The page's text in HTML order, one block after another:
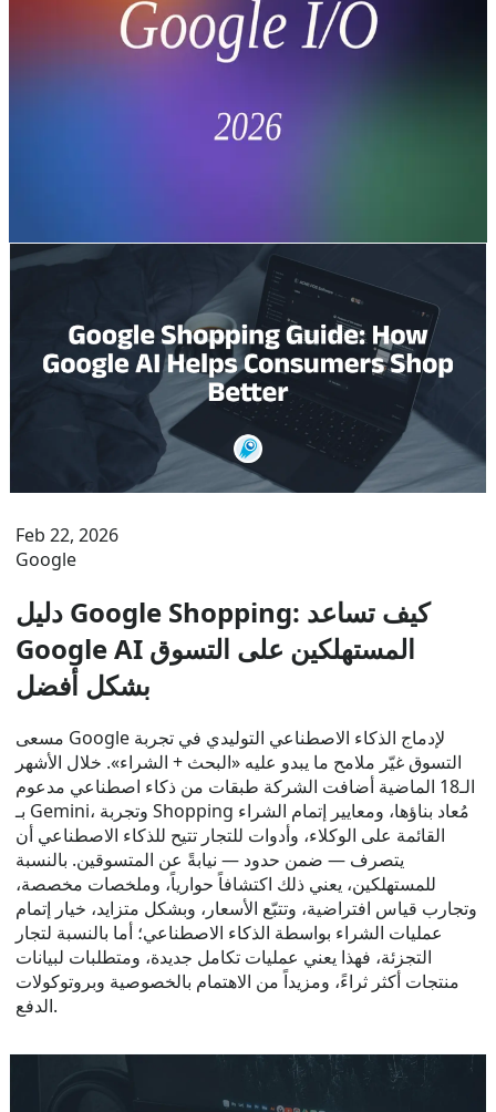
مراجعة Google I/O 2026: فجر الذكاء
الاصطناعي القائم على الوكلاء، Gemini
Feb 22, 2026
Google
دليل Google Shopping: كيف تساعد
Google AI المستهلكين على التسوق
بشكل أفضل
مسعى Google لإدماج الذكاء الاصطناعي التوليدي في تجربة
التسوق غيّر ملامح ما يبدو عليه «البحث + الشراء». خلال الأشهر
الـ18 الماضية أضافت الشركة طبقات من ذكاء اصطناعي مدعوم
بـ Gemini، وتجربة Shopping مُعاد بناؤها، ومعايير إتمام الشراء
القائمة على الوكلاء، وأدوات للتجار تتيح للذكاء الاصطناعي أن
يتصرف — ضمن حدود — نيابةً عن المتسوقين. بالنسبة
للمستهلكين، يعني ذلك اكتشافاً حوارياً، وملخصات مخصصة،
وتجارب قياس افتراضية، وتتبّع الأسعار، وبشكل متزايد، خيار إتمام
عمليات الشراء بواسطة الذكاء الاصطناعي؛ أما بالنسبة لتجار
التجزئة، فهذا يعني عمليات تكامل جديدة، ومتطلبات لبيانات
منتجات أكثر ثراءً، ومزيداً من الاهتمام بالخصوصية وبروتوكولات
الدفع.